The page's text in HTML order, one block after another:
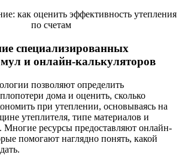
специализированных
и онлайн-калькуляторов
позволяют определить
дома и оценить, сколько
при утеплении, основываясь на
утеплителя, типе материалов и
Многие ресурсы предоставляют онлайн-
помогают наглядно понять, какой